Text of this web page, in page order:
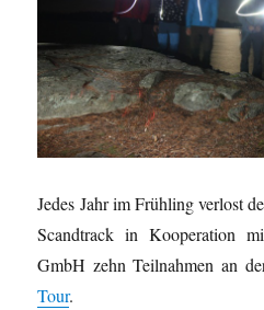
Jedes Jahr im Frühling verlost
Scandtrack in Kooperation
GmbH zehn Teilnahmen an
Tour.